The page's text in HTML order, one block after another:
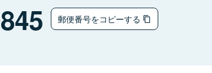
郵便番号をコピーする